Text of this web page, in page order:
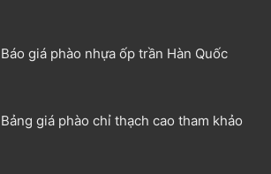
Báo giá phào nhựa ốp trần Hàn Quốc
Bảng giá phào chỉ thạch cao tham khảo